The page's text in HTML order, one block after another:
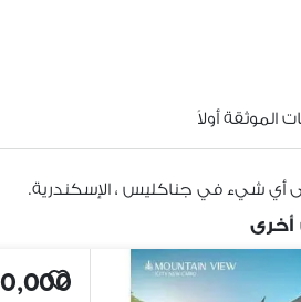
الموثقة أولاً
أي شيء في جناكليس ، الإسكندرية.
أخرى